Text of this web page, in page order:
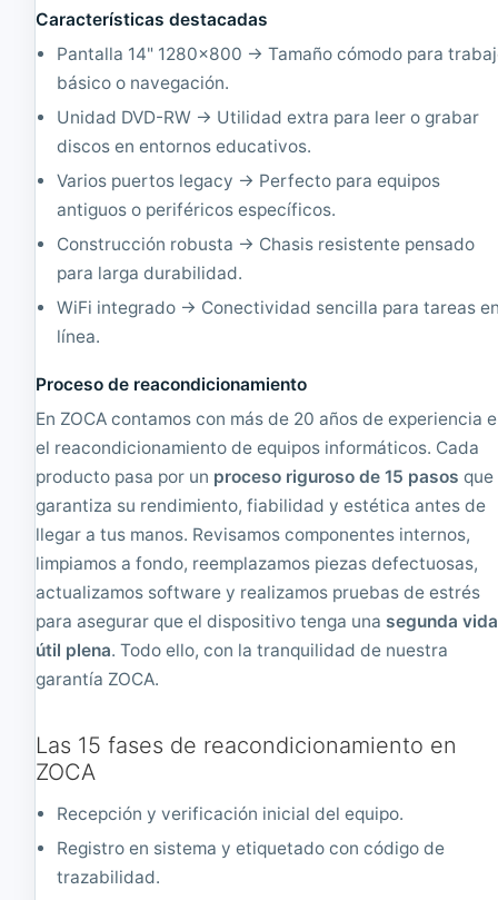
n
t
C
e
1
1
G
H
z
,
8
G
B
,
5
1
2
G
B
D
M
2
n
1
6
5
G
2
.
G
H
z
1
6
,
2
5
Características destacadas
Pantalla 14" 1280×800 → Tamaño cómodo para
básico o navegación.
Unidad DVD-RW → Utilidad extra para leer o grabar
discos en entornos educativos.
Varios puertos legacy → Perfecto para equipos
antiguos o periféricos específicos.
Construcción robusta → Chasis resistente pensado
para larga durabilidad.
WiFi integrado → Conectividad sencilla para tareas
línea.
Proceso de reacondicionamiento
En ZOCA contamos con más de 20 años de experiencia
el reacondicionamiento de equipos informáticos. Cada
producto pasa por un proceso riguroso de 15 pasos que
garantiza su rendimiento, fiabilidad y estética antes de
llegar a tus manos. Revisamos componentes internos,
limpiamos a fondo, reemplazamos piezas defectuosas,
actualizamos software y realizamos pruebas de estrés
para asegurar que el dispositivo tenga una segunda vida
útil plena. Todo ello, con la tranquilidad de nuestra
garantía ZOCA.
Las 15 fases de reacondicionamiento en
ZOCA
Recepción y verificación inicial del equipo.
Registro en sistema y etiquetado con código de
trazabilidad.